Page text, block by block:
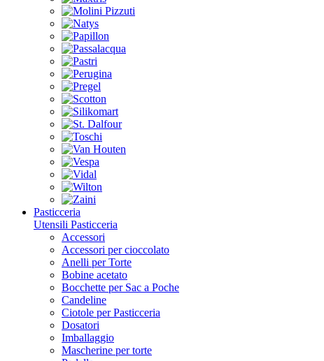
Pasticceria
Utensili Pasticceria
Accessori
Accessori per cioccolato
Anelli per Torte
Bobine acetato
Bocchette per Sac a Poche
Candeline
Ciotole per Pasticceria
Dosatori
Imballaggio
Mascherine per torte